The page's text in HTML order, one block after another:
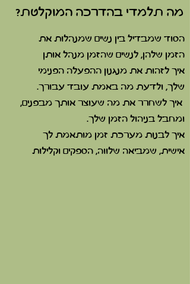
מה תלמדי בהדרכה המוקלטת?
הסוד שמבדיל בין נשים שמנהלות את
הזמן שלהן, לנשים שהזמן מנהל אותן
איך לזהות את מנגנון ההפעלה הפנימי
שלך, ולדעת מה באמת עובד עבורך.
איך לשחרר את מה שעוצר אותך מבפנים,
ומחבל בניהול הזמן שלך.
איך לבנות מערכת זמן מותאמת לך
אישית, שמביאה שלווה, הספקים וקלילות